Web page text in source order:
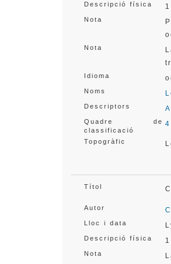
Descripció física
Nota
Nota
Idioma
Noms
Descriptors
Quadre de
classificació
Topogràfic
Títol
Autor
Lloc i data
Descripció física
Nota